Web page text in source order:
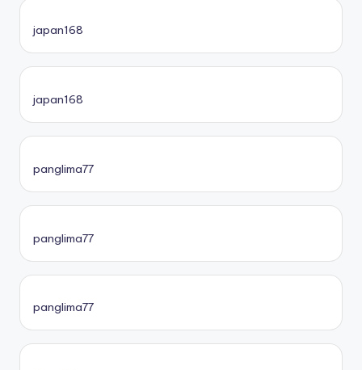
japan168
japan168
panglima77
panglima77
panglima77